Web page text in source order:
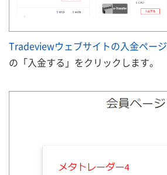
Tradeviewウェブサイトの入金ページ
の「入金する」をクリックします。